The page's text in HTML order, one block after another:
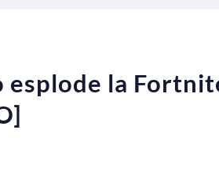
esplode la